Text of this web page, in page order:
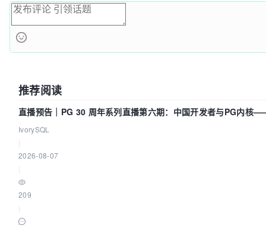
推荐阅读
直播预告｜PG 30 周年系列直播第六期：中国开发者与PG内核
IvorySQL
2026-08-07
209